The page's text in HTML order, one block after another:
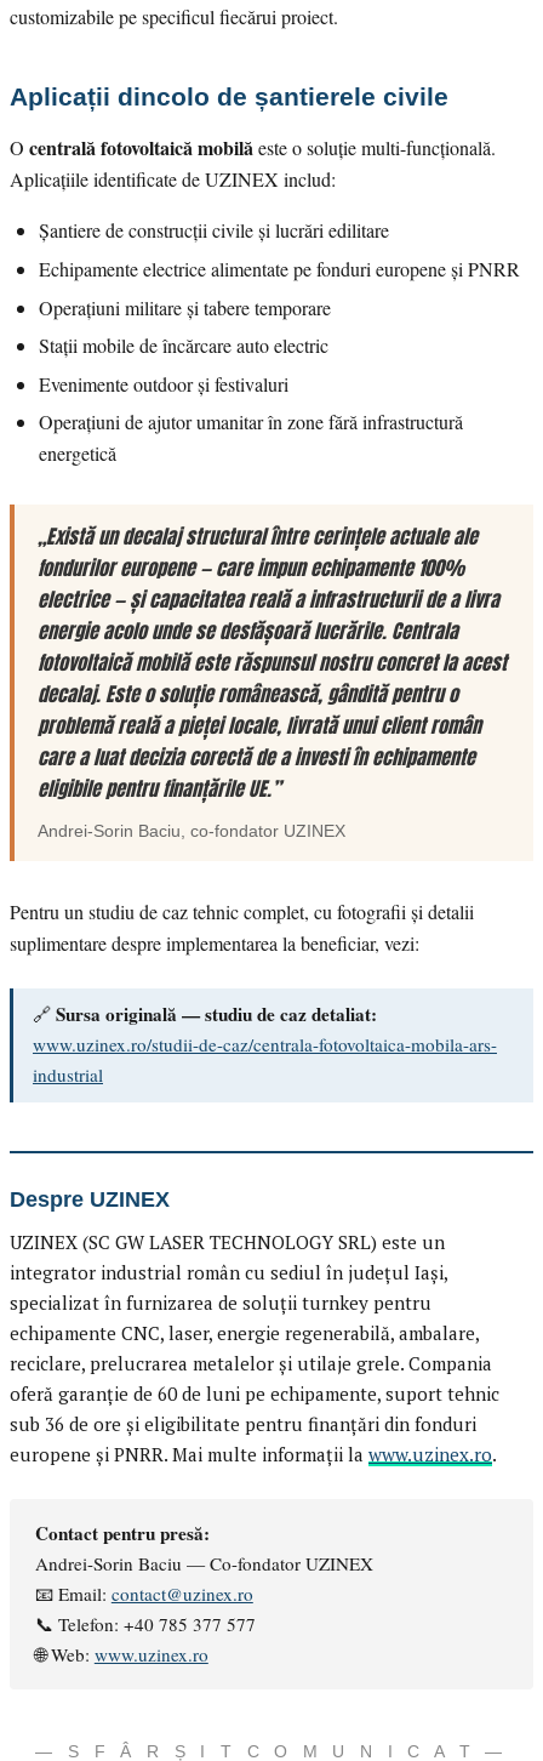
customizabile pe specificul fiecărui proiect.
Aplicații dincolo de șantierele civile
O centrală fotovoltaică mobilăeste o soluție multi-funcțională.
Aplicațiile identificate de UZINEX includ:
Șantiere de construcții civile și lucrări edilitare
Echipamente electrice alimentate pe fonduri europene și PNRR
Operațiuni militare și tabere temporare
Stații mobile de încărcare auto electric
Evenimente outdoor și festivaluri
Operațiuni de ajutor umanitar în zone fără infrastructură
energetică
„Există un decalaj structural între cerințele actuale ale
fondurilor europene — care impun echipamente 100%
electrice — și capacitatea reală a infrastructurii de a livra
energie acolo unde se desfășoară lucrările. Centrala
fotovoltaică mobilă este răspunsul nostru concret la acest
decalaj. Este o soluție românească, gândită pentru o
problemă reală a pieței locale, livrată unui client român
care a luat decizia corectă de a investi în echipamente
eligibile pentru finanțările UE.”
Andrei-Sorin Baciu , co-fondator UZINEX
Pentru un studiu de caz tehnic complet, cu fotografii și detalii
suplimentare despre implementarea la beneficiar, vezi:
🔗 Sursa originală — studiu de caz detaliat:
www.uzinex.ro/studii-de-caz/centrala-fotovoltaica-mobila-ars-
industrial
Despre UZINEX
UZINEX (SC GW LASER TECHNOLOGY SRL) este un
integrator industrial român cu sediul în județul Iași,
specializat în furnizarea de soluții turnkey pentru
echipamente CNC, laser, energie regenerabilă, ambalare,
reciclare, prelucrarea metalelor și utilaje grele. Compania
oferă garanție de 60 de luni pe echipamente, suport tehnic
sub 36 de ore și eligibilitate pentru finanțări din fonduri
europene și PNRR. Mai multe informații la www.uzinex.ro.
Contact pentru presă:
Andrei-Sorin Baciu — Co-fondator UZINEX
📧 Email: contact@uzinex.ro
📞 Telefon: +40 785 377 577
🌐 Web: www.uzinex.ro
— S F Â R Ș I T C O M U N I C A T —